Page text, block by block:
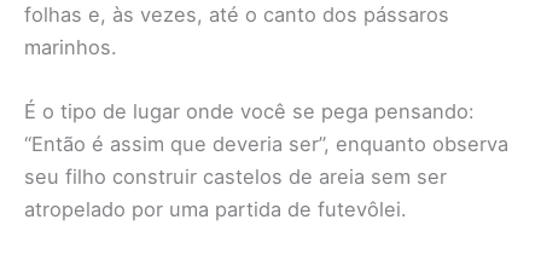
folhas e, às vezes, até o canto dos pássaros
marinhos.
É o tipo de lugar onde você se pega pensando:
“Então é assim que deveria ser”, enquanto observa
seu filho construir castelos de areia sem ser
atropelado por uma partida de futevôlei.